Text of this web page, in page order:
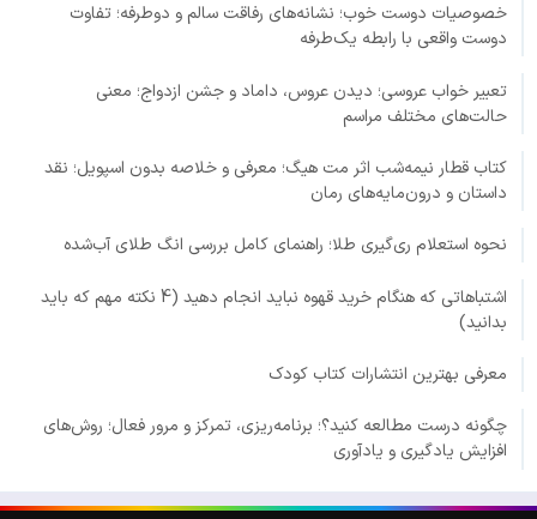
خصوصیات دوست خوب؛ نشانه‌های رفاقت سالم و دوطرفه؛ تفاوت
دوست واقعی با رابطه یک‌طرفه
تعبیر خواب عروسی؛ دیدن عروس، داماد و جشن ازدواج؛ معنی
حالت‌های مختلف مراسم
کتاب قطار نیمه‌شب اثر مت هیگ؛ معرفی و خلاصه بدون اسپویل؛ نقد
داستان و درون‌مایه‌های رمان
نحوه استعلام ری‌گیری طلا؛ راهنمای کامل بررسی انگ طلای آب‌شده
اشتباهاتی که هنگام خرید قهوه نباید انجام دهید (4 نکته مهم که باید
بدانید)
معرفی بهترین انتشارات کتاب کودک
چگونه درست مطالعه کنید؟؛ برنامه‌ریزی، تمرکز و مرور فعال؛ روش‌های
افزایش یادگیری و یادآوری